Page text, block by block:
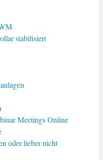
stabilisiert
Meetings Online
oder lieber nicht